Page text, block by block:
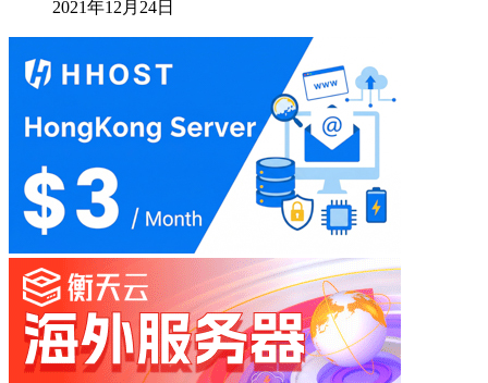
2021年12月24日